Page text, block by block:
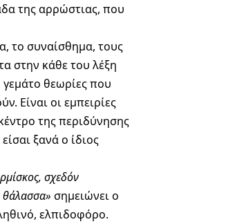
της αρρώστιας, που
το συναίσθημα, τους
στην κάθε του λέξη
γεμάτο θεωρίες που
Είναι οι εμπειρίες
της περιδύνησης
ξανά ο ίδιος
σχεδόν
θάλασσα» σημειώνει ο
ελπιδοφόρο.